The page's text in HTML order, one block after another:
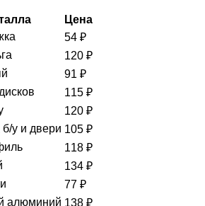
Цена
54 ₽
120 ₽
91 ₽
115 ₽
120 ₽
у и двери 105 ₽
118 ₽
134 ₽
77 ₽
алюминий 138 ₽